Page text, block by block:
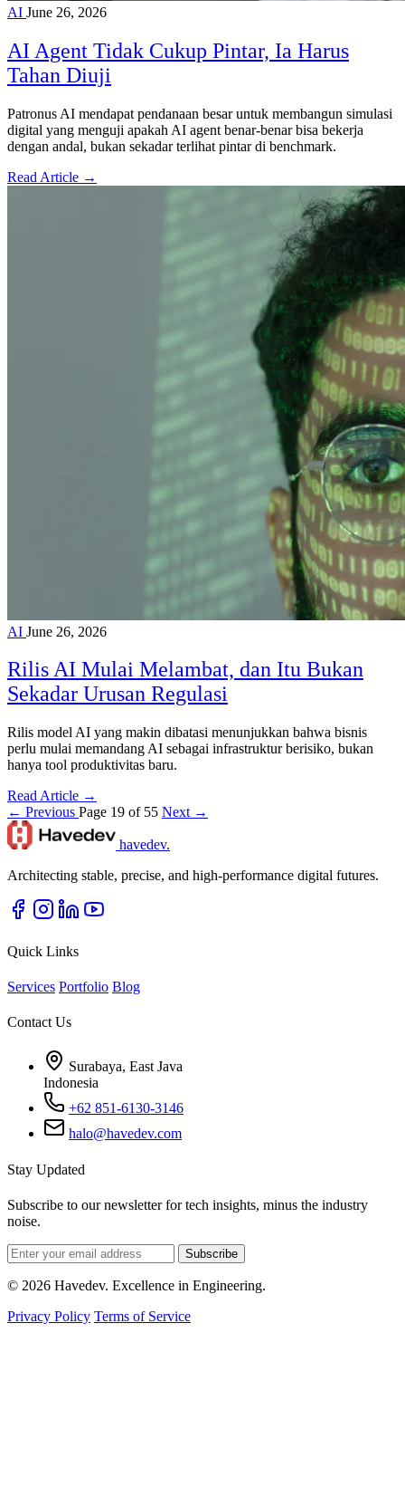
AI June 26, 2026
AI Agent Tidak Cukup Pintar, Ia Harus
Tahan Diuji
Patronus AI mendapat pendanaan besar untuk membangun simulasi
digital yang menguji apakah AI agent benar-benar bisa bekerja
dengan andal, bukan sekadar terlihat pintar di benchmark.
Read Article →
AI June 26, 2026
Rilis AI Mulai Melambat, dan Itu Bukan
Sekadar Urusan Regulasi
Rilis model AI yang makin dibatasi menunjukkan bahwa bisnis
perlu mulai memandang AI sebagai infrastruktur berisiko, bukan
hanya tool produktivitas baru.
Read Article →
← Previous Page 19 of 55 Next →
havedev.
Architecting stable, precise, and high-performance digital futures.
Quick Links
Services Portfolio Blog
Contact Us
Surabaya, East Java
Indonesia
+62 851-6130-3146
halo@havedev.com
Stay Updated
Subscribe to our newsletter for tech insights, minus the industry
noise.
Subscribe
© 2026 Havedev. Excellence in Engineering.
Privacy Policy Terms of Service